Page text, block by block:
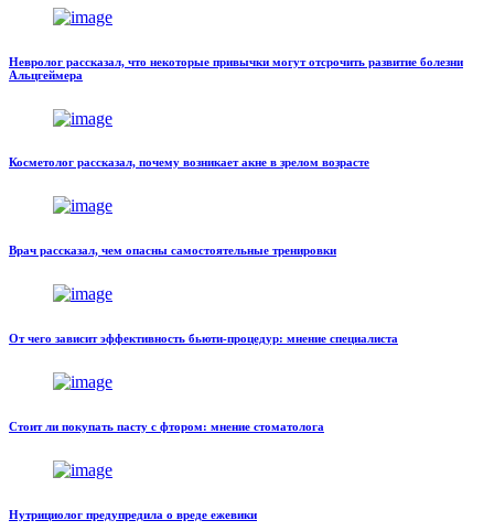
Невролог рассказал, что некоторые привычки могут отсрочить развитие болезни
Альцгеймера
Косметолог рассказал, почему возникает акне в зрелом возрасте
Врач рассказал, чем опасны самостоятельные тренировки
От чего зависит эффективность бьюти-процедур: мнение специалиста
Стоит ли покупать пасту с фтором: мнение стоматолога
Нутрициолог предупредила о вреде ежевики